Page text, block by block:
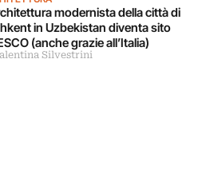
modernista della città di
in Uzbekistan diventa sito
(anche grazie all’Italia)
Silvestrini